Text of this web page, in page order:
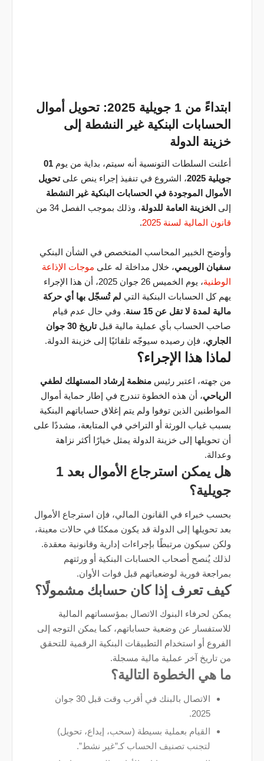
ابتداءً من 1 جويلية 2025: تحويل أموال
الحسابات البنكية غير النشطة إلى
خزينة الدولة
أعلنت السلطات التونسية أنه سيتم، بداية من يوم 01
جويلية 2025
، الشروع في تنفيذ إجراء ينص علىتحويل
الأموال الموجودة في الحسابات البنكية غير النشطة
إلى الخزينة العامة للدولة، وذلك بموجب الفصل 34 من
قانون المالية لسنة 2025
.
وأوضح الخبير المحاسب المتخصص في الشأن البنكي
سفيان الوريمي، خلال مداخلة له على موجات الإذاعة
الوطنية
، يوم الخميس 26 جوان 2025، أن هذا الإجراء
يهم كل الحسابات البنكية التي لم تُسجّل بها أي حركة
مالية لمدة لا تقل عن 15 سنة
. وفي حال عدم قيام
صاحب الحساب بأي عملية مالية قبل
تاريخ 30 جوان
الجاري، فإن رصيده سيوجّه تلقائيًا إلى خزينة الدولة.
لماذا هذا الإجراء؟
من جهته، اعتبر رئيس منظمة إرشاد المستهلك لطفي
الرياحي، أن هذه الخطوة تندرج في إطار حماية أموال
المواطنين الذين توفوا ولم يتم إغلاق حساباتهم البنكية
بسبب غياب الورثة أو التراخي في المتابعة، مشددًا على
أن تحويلها إلى خزينة الدولة يمثل خيارًا أكثر نزاهة
وعدالة.
هل يمكن استرجاع الأموال بعد 1
جويلية؟
بحسب خبراء في القانون المالي، فإن استرجاع الأموال
بعد تحويلها إلى الدولة قد يكون ممكنًا في حالات معينة،
ولكن سيكون مرتبطًا بإجراءات إدارية وقانونية معقدة.
لذلك يُنصح أصحاب الحسابات البنكية أو ورثتهم
بمراجعة فورية لوضعياتهم قبل فوات الأوان.
كيف تعرف إذا كان حسابك مشمولًا؟
يمكن لحرفاء البنوك الاتصال بمؤسساتهم المالية
للاستفسار عن وضعية حساباتهم، كما يمكن التوجه إلى
الفروع أو استخدام التطبيقات البنكية الرقمية للتحقق
من تاريخ آخر عملية مالية مسجلة.
ما هي الخطوة التالية؟
الاتصال بالبنك في أقرب وقت قبل 30 جوان
2025.
القيام بعملية بسيطة (سحب، إيداع، تحويل)
لتجنب تصنيف الحساب كـ”غير نشط”.